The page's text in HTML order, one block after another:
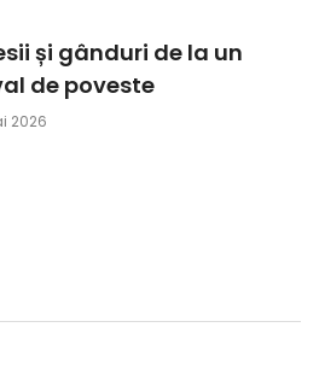
și gânduri de la un
de poveste
2026